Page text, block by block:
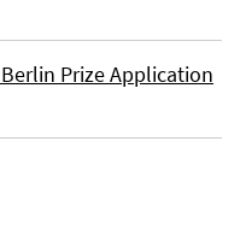
Prize Application